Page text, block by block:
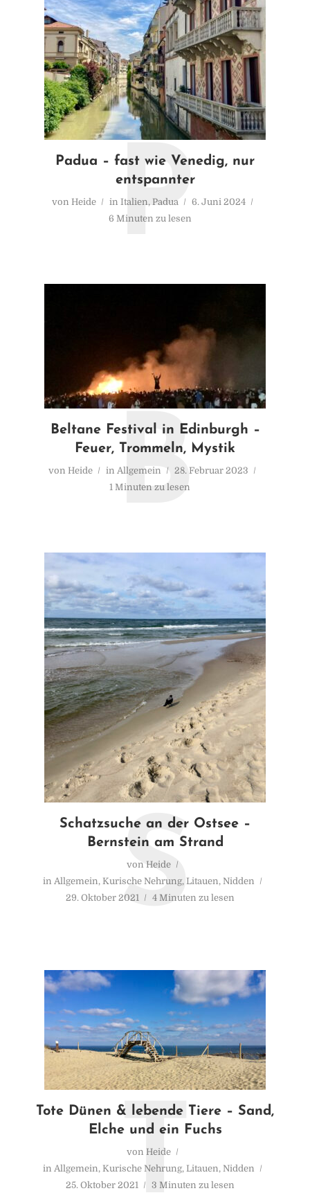
2CBDC253-331D-4DE7-B048-
B233F398A9E0_1_201_a
vonHeide 20. Oktober 2021 1 Minuten zu lesen
Padua – fast wie Venedig, nur
entspannter
von Heide in Italien, Padua
6. Juni 2024
6 Minuten zu lesen
P
Beltane Festival in Edinburgh –
Feuer, Trommeln, Mystik
von Heide in Allgemein
28. Februar 2023
1 Minuten zu lesen
B
Schatzsuche an der Ostsee –
Bernstein am Strand
von Heide
in Allgemein, Kurische Nehrung, Litauen, Nidden
29. Oktober 2021
4 Minuten zu lesen
S
Tote Dünen & lebende Tiere – Sand,
Elche und ein Fuchs
von Heide
in Allgemein, Kurische Nehrung, Litauen, Nidden
25. Oktober 2021
3 Minuten zu lesen
T